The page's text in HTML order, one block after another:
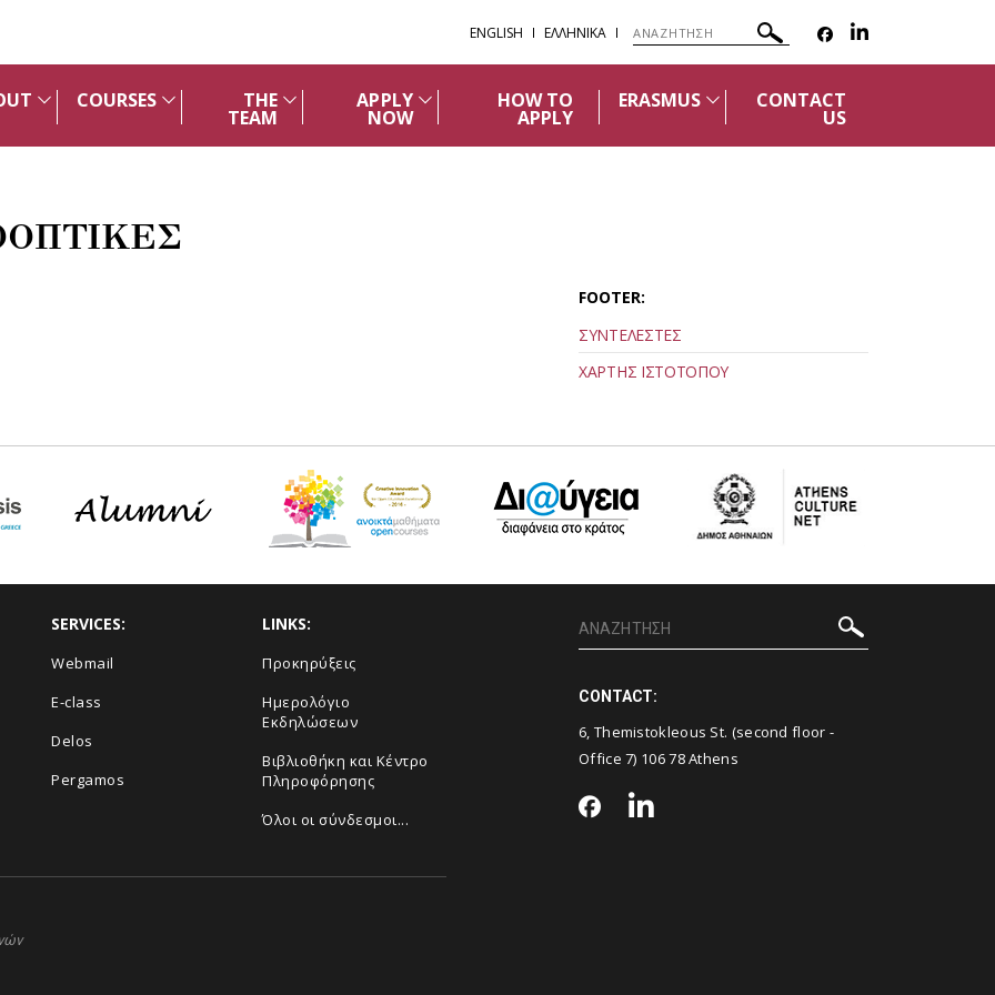
ENGLISH ΕΛΛΗΝΙΚΑ
COURSES THE
TEAM
APPLY
NOW
HOW TO
APPLY
ERASMUS CONTACT
US
FOOTER:
ΣΥΝΤΕΛΕΣΤΕΣ
ΧΑΡΤΗΣ ΙΣΤΟΤΟΠΟΥ
SERVICES:
Webmail
E-class
Delos
Pergamos
LINKS:
Προκηρύξεις
Ημερολόγιο
Εκδηλώσεων
Βιβλιοθήκη και Κέντρο
Πληροφόρησης
Όλοι οι σύνδεσμοι...
CONTACT:
6, Themistokleous St. (second floor -
Office 7) 106 78 Athens